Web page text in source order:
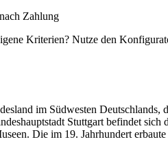
Zahlung
Kriterien? Nutze den
im Südwesten
Stuttgart befindet
Die im 19. Jahrhundert